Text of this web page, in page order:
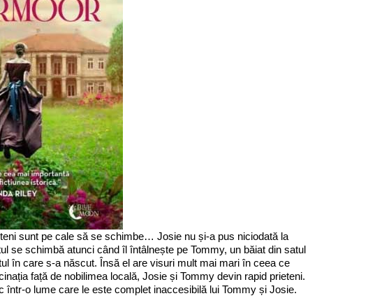
sunt pe cale să se schimbe… Josie nu și-a pus niciodată la
se schimbă atunci când îl întâlnește pe Tommy, un băiat din satul
în care s-a născut. Însă el are visuri mult mai mari în ceea ce
față de nobilimea locală, Josie și Tommy devin rapid prieteni.
o lume care le este complet inaccesibilă lui Tommy și Josie.